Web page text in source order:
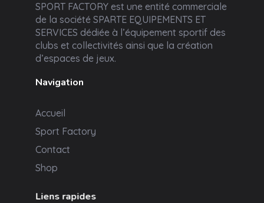
SPORT FACTORY est une entité commerciale
de la société SPARTE EQUIPEMENTS ET
SERVICES dédiée à l’équipement sportif des
clubs et collectivités ainsi que la création
d’espaces de jeux.
Navigation
Accueil
Sport Factory
Contact
Shop
Liens rapides